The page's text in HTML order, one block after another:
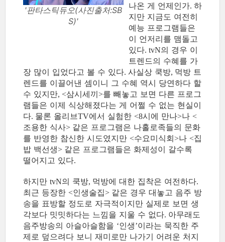
'판타스틱듀오(사진출처:SB
S)'
나온 게 언제인가. 하
지만 지금도 여전히
예능 프로그램들은
이 언저리를 맴돌고
있다. tvN의 경우 이
트렌드의 수혜를 가
장 많이 입었다고 볼 수 있다. 사실상 쿡방, 먹방 트
렌드를 이끌어낸 셈이니 그 수혜 역시 당연하다 할
수 있지만, <삼시세끼>를 빼놓고 보면 다른 프로그
램들은 이제 식상해졌다는 게 어쩔 수 없는 현실이
다. 물론 올리브TV에서 실험한 <8시에 만나>나 <
조용한 식사> 같은 프로그램은 나홀로족들의 문화
를 반영한 참신한 시도였지만 <수요미식회>나 <집
밥 백선생> 같은 프로그램들은 화제성이 갈수록
떨어지고 있다.
하지만 tvN의 쿡방, 먹방에 대한 집착은 여전하다.
최근 등장한 <인생술집> 같은 경우 대놓고 음주 방
송을 표방할 정도로 자극적이지만 실제로 보면 생
각보다 밋밋하다는 느낌을 지울 수 없다. 아무래도
음주방송의 아슬아슬함을 ‘인생’이라는 묵직한 주
제로 덮으려다 보니 재미로만 나가기 어려운 처지